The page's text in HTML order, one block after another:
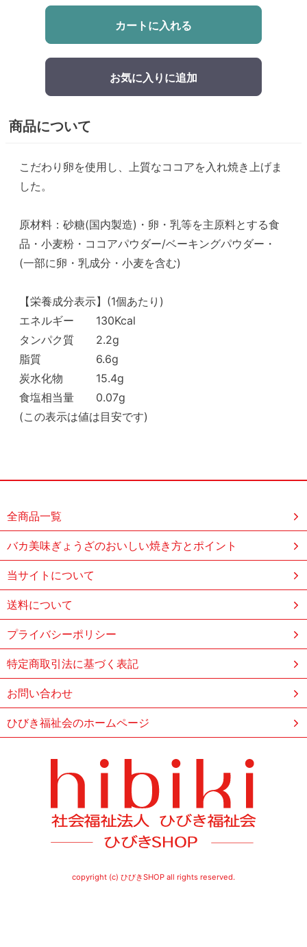
カートに入れる
お気に入りに追加
商品について
こだわり卵を使用し、上質なココアを入れ焼き上げま
した。
原材料：砂糖(国内製造)・卵・乳等を主原料とする食
品・小麦粉・ココアパウダー/ベーキングパウダー・
(一部に卵・乳成分・小麦を含む)
【栄養成分表示】(1個あたり)
エネルギー 130Kcal
タンパク質 2.2g
脂質 6.6g
炭水化物 15.4g
食塩相当量 0.07g
(この表示は値は目安です)
全商品一覧
バカ美味ぎょうざのおいしい焼き方とポイント
当サイトについて
送料について
プライバシーポリシー
特定商取引法に基づく表記
お問い合わせ
ひびき福祉会のホームページ
copyright (c) ひびきSHOP all rights reserved.